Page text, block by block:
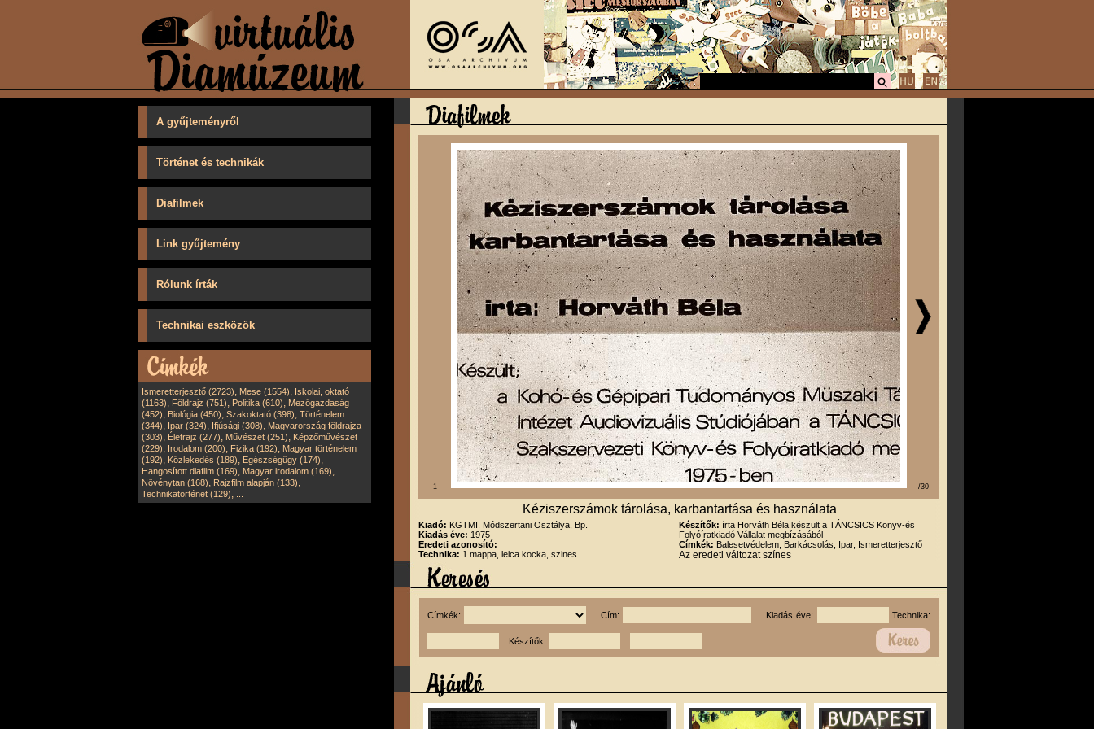
A gyűjteményről
Történet és technikák
Diafilmek
Link gyűjtemény
Rólunk írták
Technikai eszközök
Ismeretterjesztő (2723), Mese (1554), Iskolai, oktató
(1163), Földrajz (751), Politika (610), Mezőgazdaság
(452), Biológia (450), Szakoktató (398), Történelem
(344), Ipar (324), Ifjúsági (308), Magyarország földrajza
(303), Életrajz (277), Művészet (251), Képzőművészet
(229), Irodalom (200), Fizika (192), Magyar történelem
(192), Közlekedés (189), Egészségügy (174),
Hangosított diafilm (169), Magyar irodalom (169),
Növénytan (168), Rajzfilm alapján (133),
Technikatörténet (129),
1 /30
Kéziszerszámok tárolása, karbantartása és használata
Kiadó: KGTMI. Módszertani Osztálya, Bp.
Kiadás éve: 1975
Eredeti azonosító:
Technika: 1 mappa, leica kocka, szines
Készítők: írta Horváth Béla készült a TÁNCSICS Könyv-és
Folyóíratkiadó Vállalat megbízásából
Címkék: Balesetvédelem, Barkácsolás, Ipar, Ismeretterjesztő
Az eredeti változat színes
Címkék: Cím: Kiadás éve: Technika:
Készítők: